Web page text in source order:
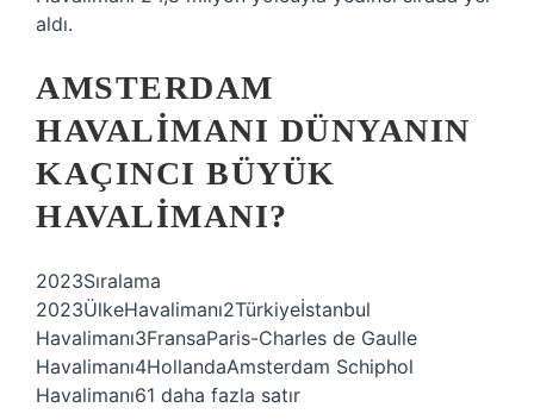
aldı.
AMSTERDAM
HAVALIMANI DÜNYANIN
KAÇINCI BÜYÜK
HAVALIMANI?
2023Sıralama
2023ÜlkeHavalimanı2Türkiyeİstanbul
Havalimanı3FransaParis-Charles de Gaulle
Havalimanı4HollandaAmsterdam Schiphol
Havalimanı61 daha fazla satır